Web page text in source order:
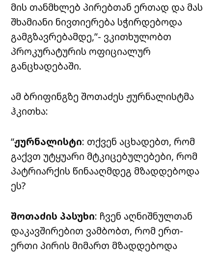
მის თანმხლებ პირებთან ერთად და მას
შხამიანი ნივთიერება სჭირდებოდა
გამგზავრებამდე,”- ვკითხულობთ
პროკურატურის ოფიციალურ
განცხადებაში.
ამ ბრიფინგზე შოთაძეს ჟურნალისტმა
ჰკითხა:
“ჟურნალისტი: თქვენ აცხადებთ, რომ
გაქვთ უტყუარი მტკიცებულებები, რომ
პატრიარქის წინააღმდეგ მზადდებოდა
ეს?
შოთაძის პასუხი: ჩვენ აღნიშნულთან
დაკავშირებით ვამბობთ, რომ ერთ-
ერთი პირის მიმართ მზადდებოდა